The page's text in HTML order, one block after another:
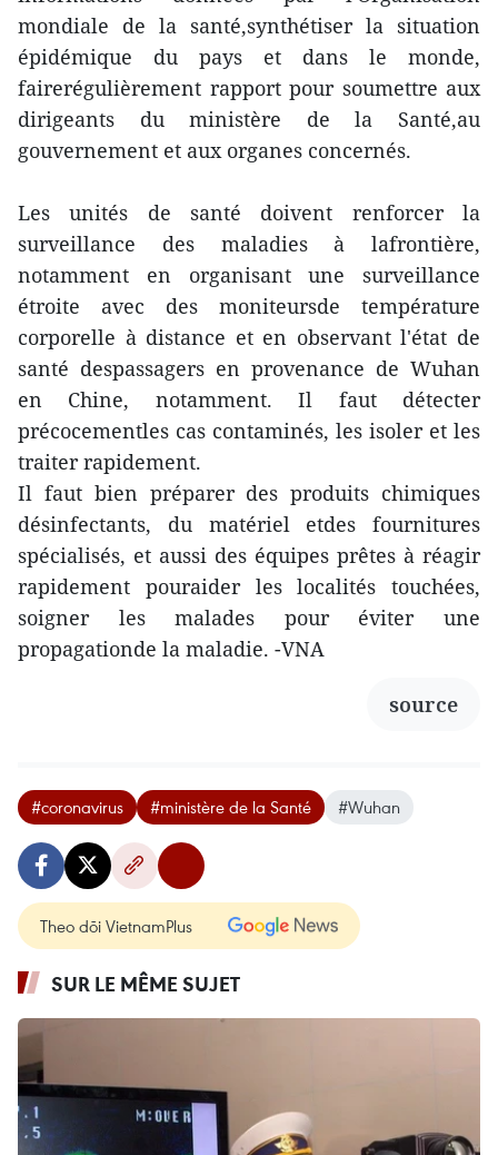
mondiale de la santé,synthétiser la situation
épidémique du pays et dans le monde,
fairerégulièrement rapport pour soumettre aux
dirigeants du ministère de la Santé,au
gouvernement et aux organes concernés.
Les unités de santé doivent renforcer la
surveillance des maladies à lafrontière,
notamment en organisant une surveillance
étroite avec des moniteursde température
corporelle à distance et en observant l'état de
santé despassagers en provenance de Wuhan
en Chine, notamment. Il faut détecter
précocementles cas contaminés, les isoler et les
traiter rapidement.
Il faut bien préparer des produits chimiques
désinfectants, du matériel etdes fournitures
spécialisés, et aussi des équipes prêtes à réagir
rapidement pouraider les localités touchées,
soigner les malades pour éviter une
propagationde la maladie. -VNA
source
#coronavirus #ministère de la Santé #Wuhan
Theo dõi VietnamPlus
SUR LE MÊME SUJET